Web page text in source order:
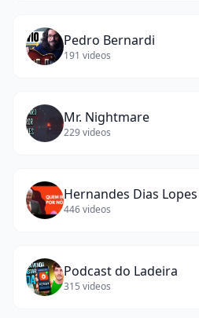
Pedro Bernardi
191 videos
Mr. Nightmare
229videos
Hernandes Dias Lopes
446videos
Podcast do Ladeira
315 videos